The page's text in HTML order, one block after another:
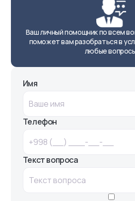
Ваш личный помощник по всем
поможет вам разобраться в
любые
Имя
Телефон
Текст вопроса